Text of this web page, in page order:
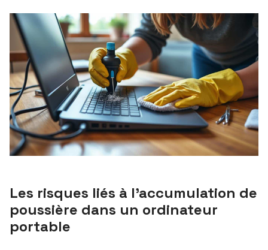
Les risques liés à l’accumulation de
poussière dans un ordinateur
portable